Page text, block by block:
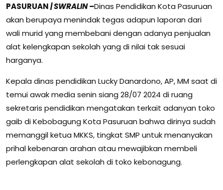
PASURUAN|SWRALIN–Dinas Pendidikan Kota Pasuruan
akan berupaya menindak tegas adapun laporan dari
wali murid yang membebani dengan adanya penjualan
alat kelengkapan sekolah yang di nilai tak sesuai
harganya.
Kepala dinas pendidikan Lucky Danardono, AP, MM saat di
temui awak media senin siang 28/07 2024 di ruang
sekretaris pendidikan mengatakan terkait adanyan toko
gaib di Kebobagung Kota Pasuruan bahwa dirinya sudah
memanggil ketua MKKS, tingkat SMP untuk menanyakan
prihal kebenaran arahan atau mewajibkan membeli
perlengkapan alat sekolah di toko kebonagung.